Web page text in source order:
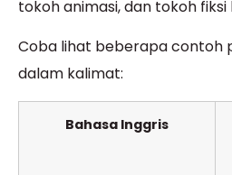
tokoh animasi, dan tokoh fiksi
Coba lihat beberapa contoh
dalam kalimat:
Bahasa Inggris